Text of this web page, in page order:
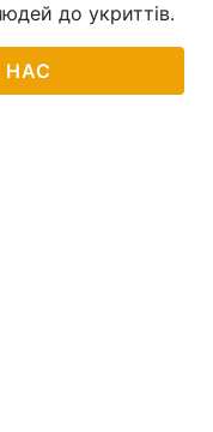
до укриттів.
НАС